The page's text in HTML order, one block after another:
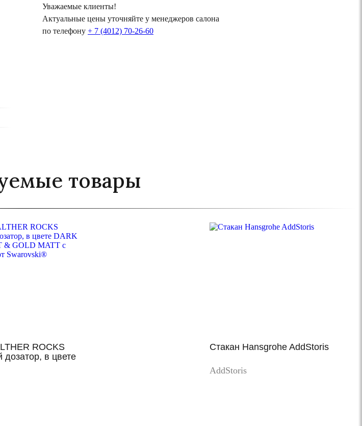
Уважаемые клиенты!
Актуальные цены уточняйте у менеджеров салона
по телефону + 7 (4012) 70-26-60
товары
ROCKS
дозатор, в цвете
MATT & GOLD
от
Стакан Hansgrohe AddStoris
AddStoris